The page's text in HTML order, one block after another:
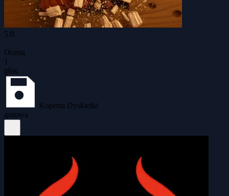
5.0
Ocena
1
głos
Koperta Dyskietki
gotowa